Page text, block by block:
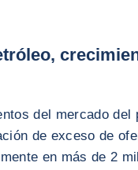
del mercado del
de exceso de
en más de 2